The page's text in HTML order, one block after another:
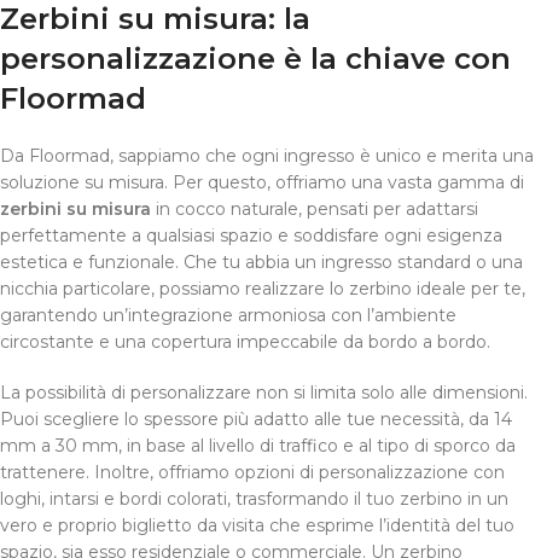
Zerbini su misura: la
personalizzazione è la chiave con
Floormad
Da Floormad, sappiamo che ogni ingresso è unico e merita una
soluzione su misura. Per questo, offriamo una vasta gamma di
zerbini su misura in cocco naturale, pensati per adattarsi
perfettamente a qualsiasi spazio e soddisfare ogni esigenza
estetica e funzionale. Che tu abbia un ingresso standard o una
nicchia particolare, possiamo realizzare lo zerbino ideale per te,
garantendo un’integrazione armoniosa con l’ambiente
circostante e una copertura impeccabile da bordo a bordo.
La possibilità di personalizzare non si limita solo alle dimensioni.
Puoi scegliere lo spessore più adatto alle tue necessità, da 14
mm a 30 mm, in base al livello di traffico e al tipo di sporco da
trattenere. Inoltre, offriamo opzioni di personalizzazione con
loghi, intarsi e bordi colorati, trasformando il tuo zerbino in un
vero e proprio biglietto da visita che esprime l’identità del tuo
spazio, sia esso residenziale o commerciale. Un zerbino